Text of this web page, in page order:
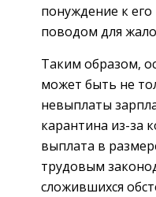
понуждение к
поводом для
Таким образом,
может быть не
невыплаты
карантина из-за
выплата в
трудовым
сложившихся